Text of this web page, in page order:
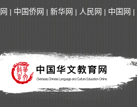
| 中国侨网 | 新华网 | 人民网 | 中国网 |